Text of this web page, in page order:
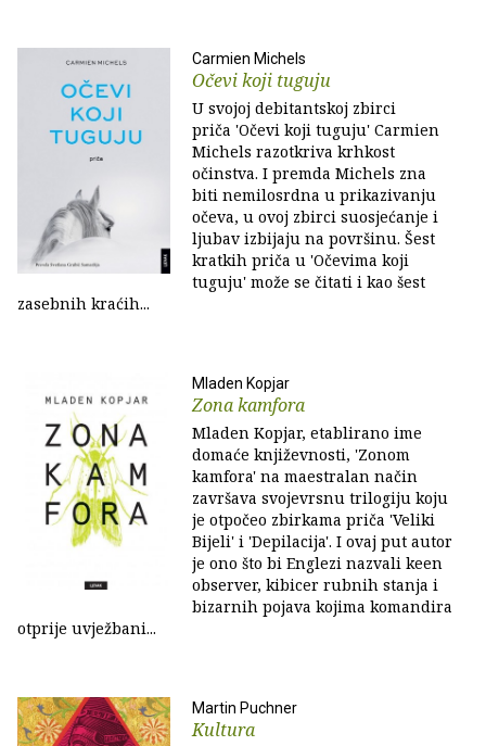
Carmien Michels
Očevi koji tuguju
U svojoj debitantskoj zbirci
priča 'Očevi koji tuguju' Carmien
Michels razotkriva krhkost
očinstva. I premda Michels zna
biti nemilosrdna u prikazivanju
očeva, u ovoj zbirci suosjećanje i
ljubav izbijaju na površinu. Šest
kratkih priča u 'Očevima koji
tuguju' može se čitati i kao šest
zasebnih kraćih...
Mladen Kopjar
Zona kamfora
Mladen Kopjar, etablirano ime
domaće književnosti, 'Zonom
kamfora' na maestralan način
završava svojevrsnu trilogiju koju
je otpočeo zbirkama priča 'Veliki
Bijeli' i 'Depilacija'. I ovaj put autor
je ono što bi Englezi nazvali keen
observer, kibicer rubnih stanja i
bizarnih pojava kojima komandira
otprije uvježbani...
Martin Puchner
Kultura